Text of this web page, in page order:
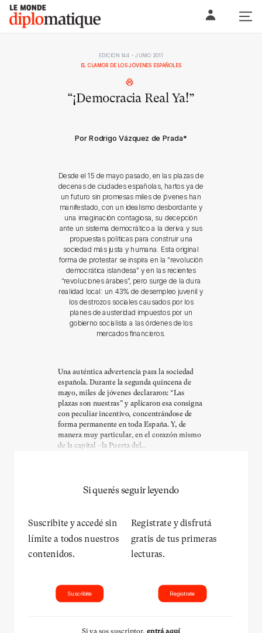
Skip
content
Le monde diplomatique
EDICIÓN 144 - JUNIO 2011
EL CLAMOR DE LOS JÓVENES ESPAÑOLES
“¡Democracia Real Ya!”
Por Rodrigo Vázquez de Prada*
Desde el 15 de mayo pasado, en las plazas de
decenas de ciudades españolas, hartos ya de
un futuro sin promesas miles de jóvenes han
manifestado, con un idealismo desbordante y
una imaginación contagiosa, su decepción
ante un sistema democrático a la deriva y sus
propuestas políticas para construir una
sociedad más justa y humana. Esta original
forma de protestar se inspira en la “revolución
democrática islandesa” y en las recientes
“revoluciones árabes”, pero surge de la dura
realidad local: un 43% de desempleo juvenil y
los destrozos sociales causados por los
planes de austeridad impuestos por un
gobierno socialista a las órdenes de los
mercados financieros.
Una auténtica advertencia para la sociedad
española. Durante la segunda quincena de
mayo, miles de jóvenes declararon: “Las
plazas son nuestras” y aplicaron esa consigna
con peculiar incentivo, concentrándose de
forma permanente en toda España. Y, de
manera muy particular, en el corazón mismo
de la capital –la Puerta del...
Si querés seguir leyendo
Suscribite y accedé sin
límite a todos nuestros
contenidos.
Suscribite
Registrate y disfrutá
gratis de tus primeras
lecturas.
Registrate
Si ya sos suscriptor, entrá aquí